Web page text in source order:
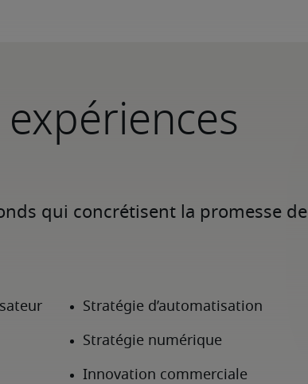
qui concrétisent la promesse de